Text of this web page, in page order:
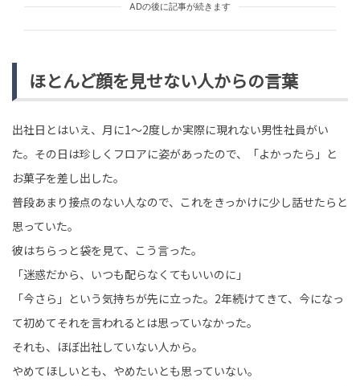
ADの後に記事が続きます
ほとんど顔を見せない人からの言葉
出社日とはいえ、月に1〜2度しか実際に現れない男性社員がい
た。その日は珍しくフロアに姿があったので、「よかったら」と
お菓子を差し出した。
普段あまり接点のない人なので、これをきっかけに少し話せたらと
思っていた。
彼はちらっと袋を見て、こう言った。
「迷惑だから、いつも配らなくてもいいのに」
「今さら」という気持ちが先に立った。2年続けてきて、今になっ
て初めてそれを言われるとは思っていなかった。
それも、ほぼ出社していない人から。
やめてほしいとも、やめたいとも思っていない。